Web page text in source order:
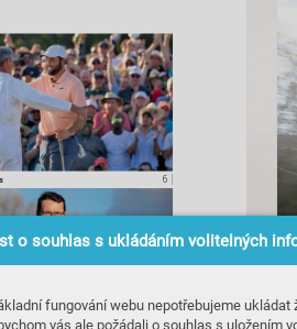
o souhlas s ukládáním volitelných
fungování webu nepotřebujeme
vás ale požádali o souhlas s uložením
6